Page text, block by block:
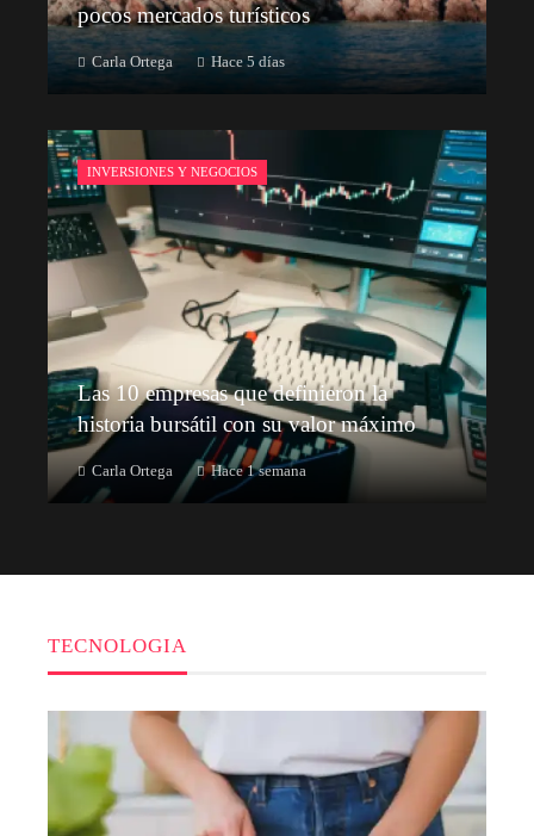
pocos mercados turísticos
Carla Ortega Hace 5 días
INVERSIONES Y NEGOCIOS
Las 10 empresas que definieron la
historia bursátil con su valor máximo
Carla Ortega Hace 1 semana
TECNOLOGIA